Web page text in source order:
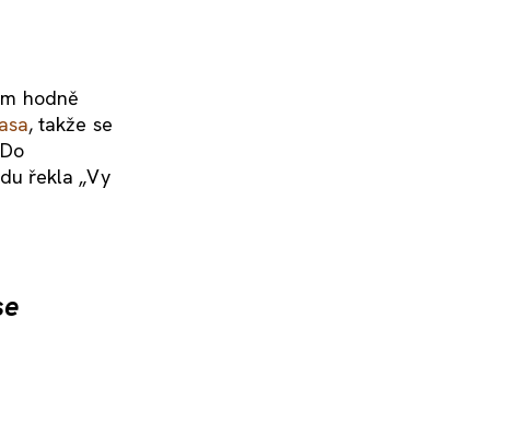
hodně
, takže se
řekla „Vy